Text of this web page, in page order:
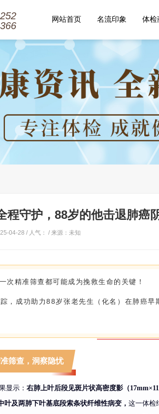
网站首页 名流印象 体检
程守护，88岁的他击退肺癌
04-28 / 人气： / 来源：未知
次精准筛查都可能成为挽救生命的关键！
，成功助力88岁张老先生（化名）在肺癌早
筛查，洞察隐忧
显示： 右肺上叶后段见斑片状高密度影 （
叶及两肺下叶基底段索条状纤维性病变， 这一体检